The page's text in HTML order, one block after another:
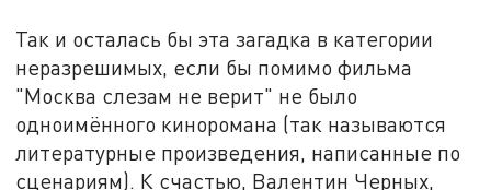
Так и осталась бы эта загадка в категории
неразрешимых, если бы помимо фильма
"Москва слезам не верит" не было
одноимённого киноромана (так называются
литературные произведения, написанные по
сценариям). К счастью, Валентин Черных,